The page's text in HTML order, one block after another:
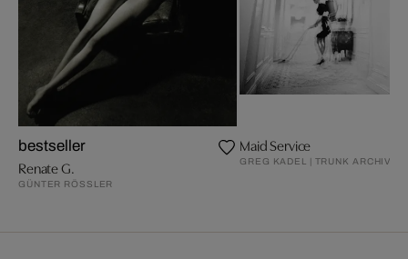
bestseller
Renate G.
GÜNTER RÖSSLER
Maid Service
GREG KADEL | TRUNK ARCHIVE